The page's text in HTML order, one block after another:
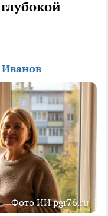
Фото ИИ pgr76.ru